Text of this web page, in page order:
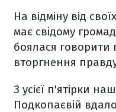
На відміну від
має свідому
боялася говорити
вторгнення
З усієї п'ятірки
Подкопаєвій